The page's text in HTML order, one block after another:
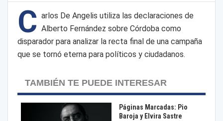
C arlos De Angelis utiliza las declaraciones de
Alberto Fernández sobre Córdoba como
disparador para analizar la recta final de una campaña
que se tornó eterna para políticos y ciudadanos.
TAMBIÉN TE PUEDE INTERESAR
Páginas Marcadas: Pio
Baroja y Elvira Sastre